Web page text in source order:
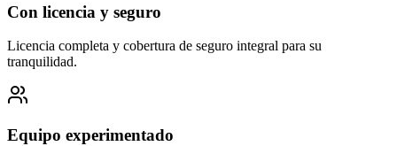
Con licencia y seguro
Licencia completa y cobertura de seguro integral para su
tranquilidad.
Equipo experimentado